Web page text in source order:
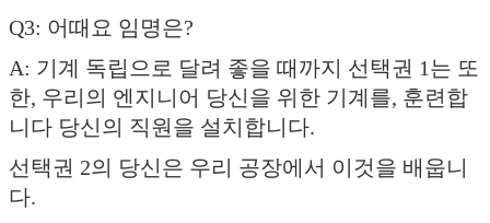
Q3: 어때요 임명은?
A: 기계 독립으로 달려 좋을 때까지 선택권 1는 또
한, 우리의 엔지니어 당신을 위한 기계를, 훈련합
니다 당신의 직원을 설치합니다.
선택권 2의 당신은 우리 공장에서 이것을 배웁니
다.